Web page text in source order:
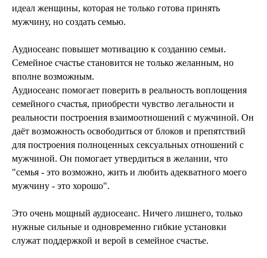
идеал женщины, которая не только готова принять
мужчину, но создать семью.
Аудиосеанс повышет мотивацию к созданию семьи.
Семейное счастье становится не только желанным, но
вполне возможным.
Аудиосеанс помогает поверить в реальность воплощения
семейного счастья, приобрести чувство легальности и
реальности построения взаимоотношений с мужчиной. Он
даёт возможность освободиться от блоков и препятствий
для построения полноценных сексуальных отношений с
мужчиной. Он помогает утвердиться в желании, что
"семья - это возможно, жить и любить адекватного моего
мужчину - это хорошо".
Это очень мощный аудиосеанс. Ничего лишнего, только
нужные сильные и одновременно гибкие установки
служат поддержкой и верой в семейное счастье.